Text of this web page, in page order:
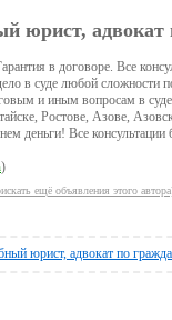
юрист,
в договоре. Все
в суде любой сложности
и иным вопросам в
Ростове, Азове,
деньги! Все
)
ещё объявления этого